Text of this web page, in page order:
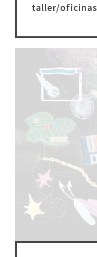
taller/oficinas